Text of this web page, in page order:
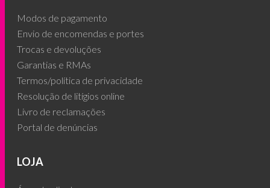
Modos de pagamento
Envio de encomendas e portes
Trocas e devoluções
Garantias e RMAs
Termos/política de privacidade
Resolução de litígios online
Livro de reclamações
Portal de denúncias
LOJA